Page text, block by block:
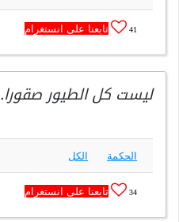
41 تابعنا على انستغرام
ليست كل الطيور صقورا.
الحكمة الكل
34 تابعنا على انستغرام